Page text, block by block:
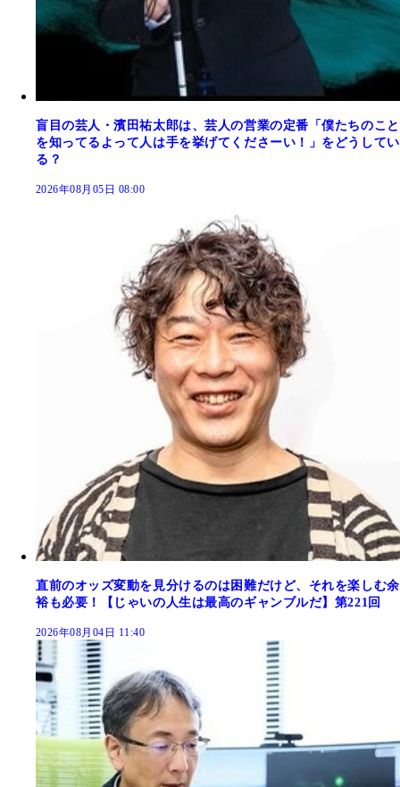
盲目の芸人・濱田祐太郎は、芸人の営業の定番「僕たちのこと
を知ってるよって人は手を挙げてくださーい！」をどうしてい
る？
2026年08月05日 08:00
直前のオッズ変動を見分けるのは困難だけど、それを楽しむ余
裕も必要！【じゃいの人生は最高のギャンブルだ】第221回
2026年08月04日 11:40